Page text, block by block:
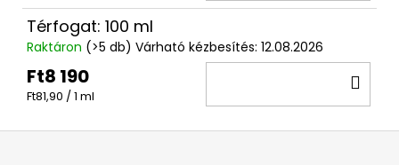
Térfogat: 100 ml
Raktáron (>5 db) Várható kézbesítés: 12.08.2026
Ft8 190
Egységár:
Ft81,90 / 1 ml